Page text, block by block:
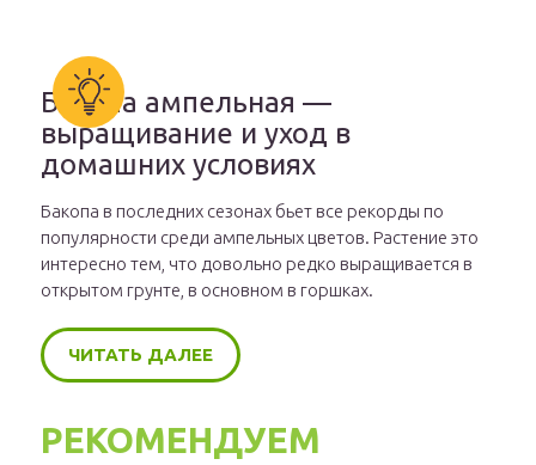
Бакопа ампельная —
выращивание и уход в
домашних условиях
Бакопа в последних сезонах бьет все рекорды по
популярности среди ампельных цветов. Растение это
интересно тем, что довольно редко выращивается в
открытом грунте, в основном в горшках.
ЧИТАТЬ ДАЛЕЕ
РЕКОМЕНДУЕМ